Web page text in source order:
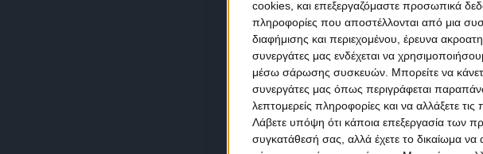
cookies, και επεξεργαζόμαστε προσωπικά
πληροφορίες που αποστέλλονται από μια
διαφήμισης και περιεχομένου, έρευνα
συνεργάτες μας ενδέχεται να
μέσω σάρωσης συσκευών. Μπορείτε να κάνετε
συνεργάτες μας όπως περιγράφεται
λεπτομερείς πληροφορίες και να αλλάξετε
Λάβετε υπόψη ότι κάποια επεξεργασία των
συγκατάθεσή σας, αλλά έχετε το δικαίωμα να